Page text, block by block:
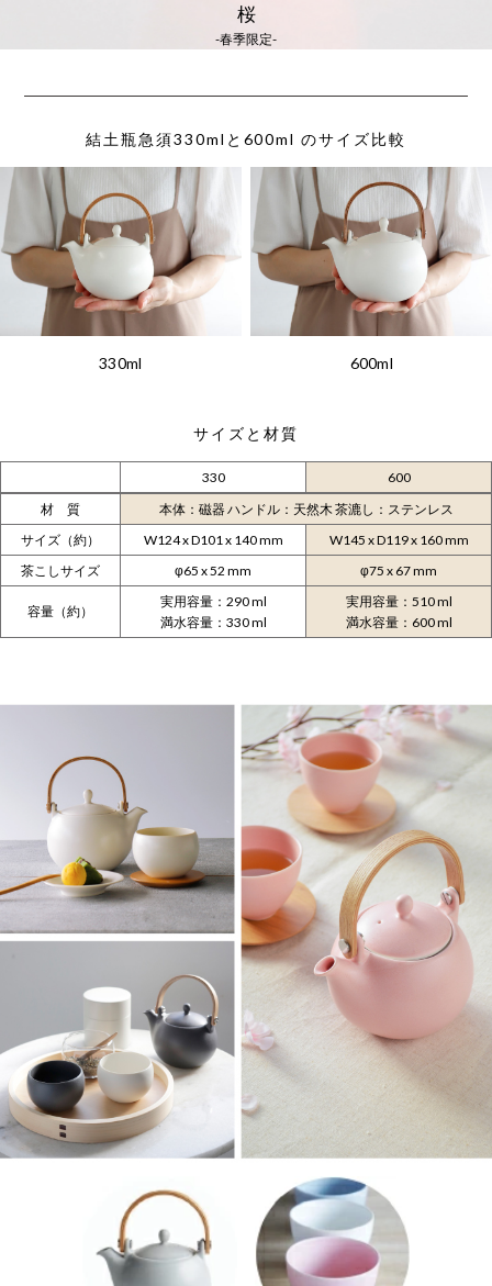
桜
-春季限定-
結土瓶急須330mlと600ml のサイズ比較
330ml 600ml
サイズと材質
330
600
材 質
本体：磁器 ハンドル：天然木 茶漉し：ステンレス
サイズ（約）
W124 x D101 x 140 mm
W145 x D119 x 160 mm
茶こしサイズ
φ65 x 52 mm φ75 x 67 mm
容量（約）
実用容量：290 ml
満水容量：330 ml
実用容量：510 ml
満水容量：600 ml